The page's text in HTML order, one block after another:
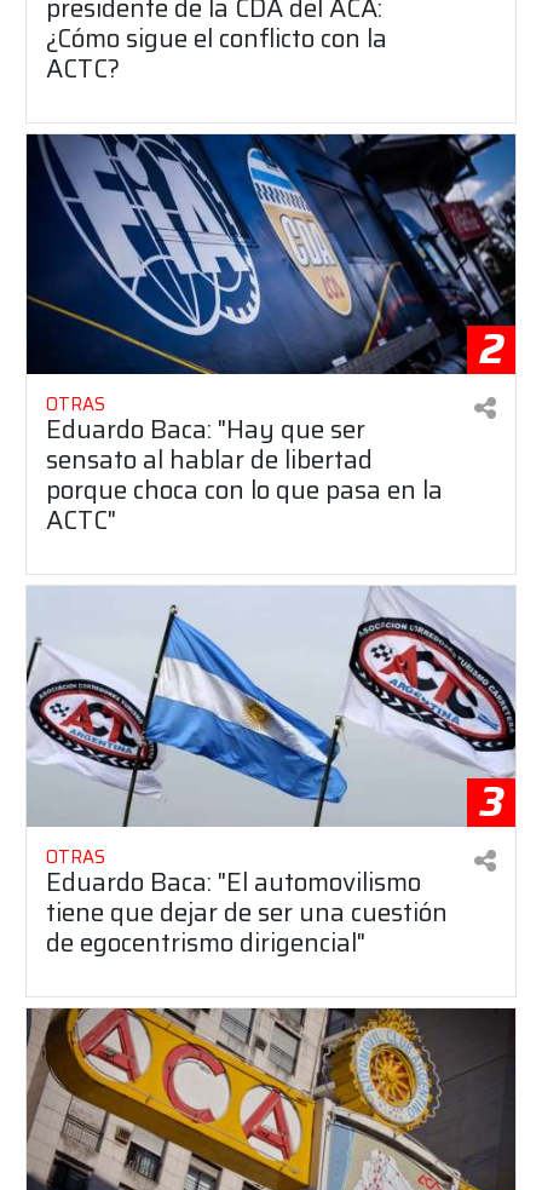
¿Cómo sigue el conflicto con la
ACTC?
2
OTRAS
Eduardo Baca: "Hay que ser
sensato al hablar de libertad
porque choca con lo que pasa en la
ACTC"
3
OTRAS
Eduardo Baca: "El automovilismo
tiene que dejar de ser una cuestión
de egocentrismo dirigencial"